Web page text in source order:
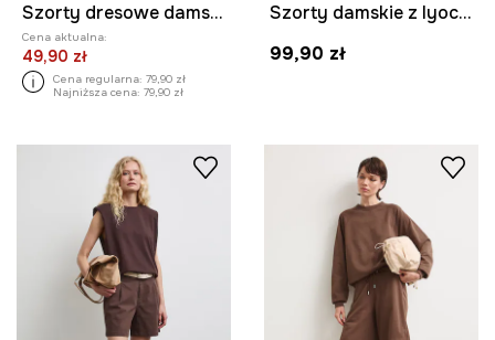
Szorty dresowe damskie
Cena aktualna:
49,90 zł
Cena regularna: 79,90 zł
Najniższa cena: 79,90 zł
Szorty damskie z lyocellem w paski
99,90 zł